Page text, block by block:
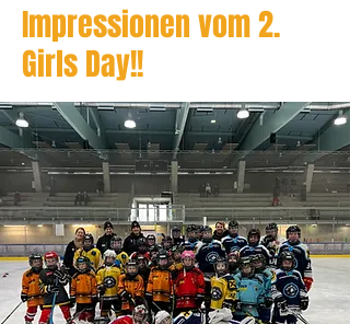
Impressionen vom 2.
Girls Day!!